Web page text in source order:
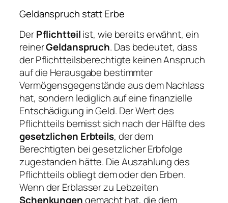
Geldanspruch statt Erbe
DerPflichtteilist, wie bereits erwähnt, ein
reinerGeldanspruch. Das bedeutet, dass
der Pflichtteilsberechtigte keinen Anspruch
auf die Herausgabe bestimmter
Vermögensgegenstände aus dem Nachlass
hat, sondern lediglich auf eine finanzielle
Entschädigung in Geld. Der Wert des
Pflichtteils bemisst sich nach der Hälfte des
gesetzlichen Erbteils, der dem
Berechtigten bei gesetzlicher Erbfolge
zugestanden hätte. Die Auszahlung des
Pflichtteils obliegt dem oder den Erben.
Wenn der Erblasser zu Lebzeiten
Schenkungengemacht hat, die dem